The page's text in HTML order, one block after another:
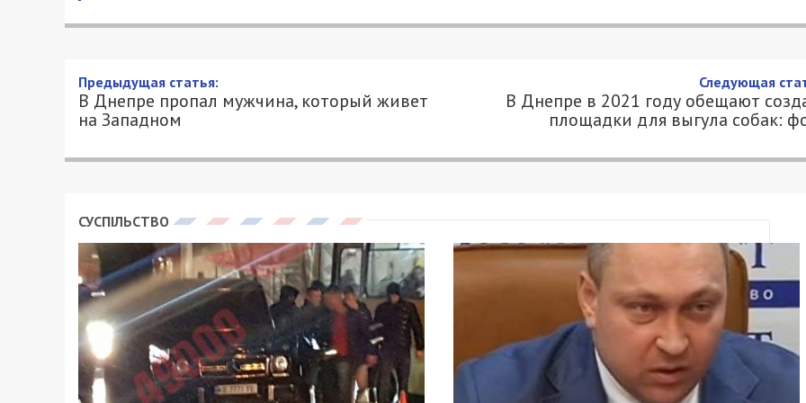
Предыдущая статья:
В Днепре пропал мужчина, который живет
на Западном
Следующая
В Днепре в 2021 году обещают
площадки для выгула собак:
СУСПІЛЬСТВО